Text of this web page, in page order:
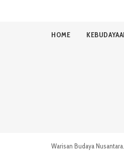
HOME
Warisan Budaya